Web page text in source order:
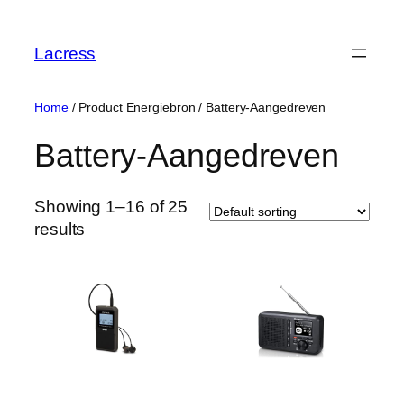
content
Lacress
Home/ Product Energiebron / ‎Battery-Aangedreven
‎Battery-Aangedreven
Showing 1–16 of 25
results